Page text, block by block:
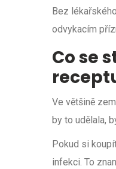
Bez
odvykacím
Co se
Ve většině
by to udělala,
Pokud si
infekci. To